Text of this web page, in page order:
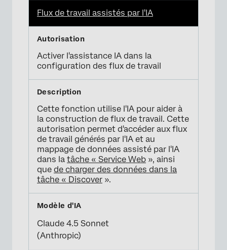
Flux de travail assistés par l'IA
Activer l'assistance IA dans la
configuration des flux de travail
Cette fonction utilise l'IA pour aider à
la construction de flux de travail. Cette
autorisation permet d'accéder aux flux
de travail générés par l'IA et au
mappage de données assisté par l'IA
dans la tâche « Service Web », ainsi
que de charger des données dans la
tâche « Discover ».
Claude 4.5 Sonnet
(Anthropic)